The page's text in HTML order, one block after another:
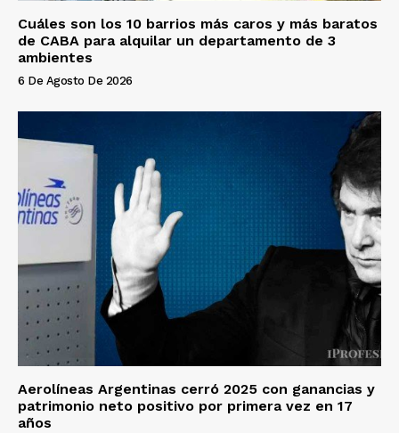
Cuáles son los 10 barrios más caros y más baratos
de CABA para alquilar un departamento de 3
ambientes
6 De Agosto De 2026
Aerolíneas Argentinas cerró 2025 con ganancias y
patrimonio neto positivo por primera vez en 17
años